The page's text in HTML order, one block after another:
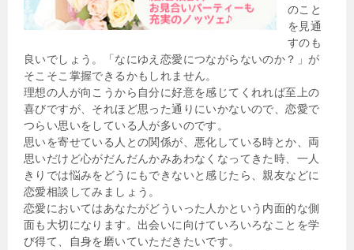
のこと
を見通
すのも
良いでしょう。「なにゆえ恋愛につながらないのか？」が
そこそこ掌握できるかもしれません。
理想の人が向こうから自分に好意を感じてくれれば至上の
喜びですが、それほど思った通りにいかないので、恋愛で
つらい思いをしている人が多いのです。
思いを寄せている人との関係が、悪化している時とか、両
思いだけど心がだんだんかみあわなくなってきた時、一人
きりでは悩みをどうにもできないと感じたら、親友などに
恋愛相談してみましょう。
恋愛においてはあなたがどういった人かという内面的な側
面も大切になります。出会いに向けていろいろなことを学
び得て、自身を磨いていただきたいです。